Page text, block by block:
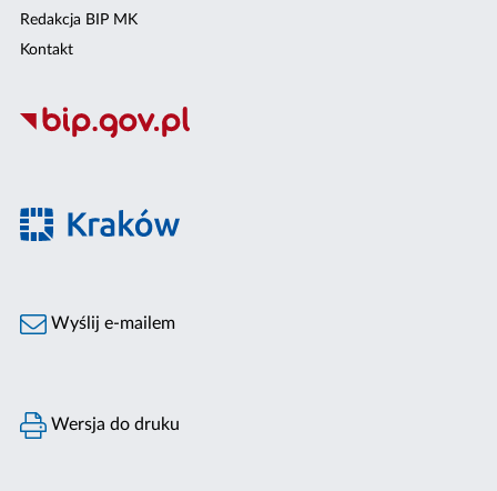
Redakcja BIP MK
Kontakt
Wyślij e-mailem
Wersja do druku